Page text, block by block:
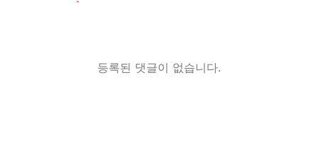
등록된 댓글이 없습니다.